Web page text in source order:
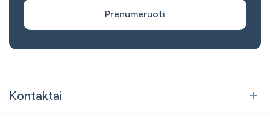
Prenumeruoti
Kontaktai